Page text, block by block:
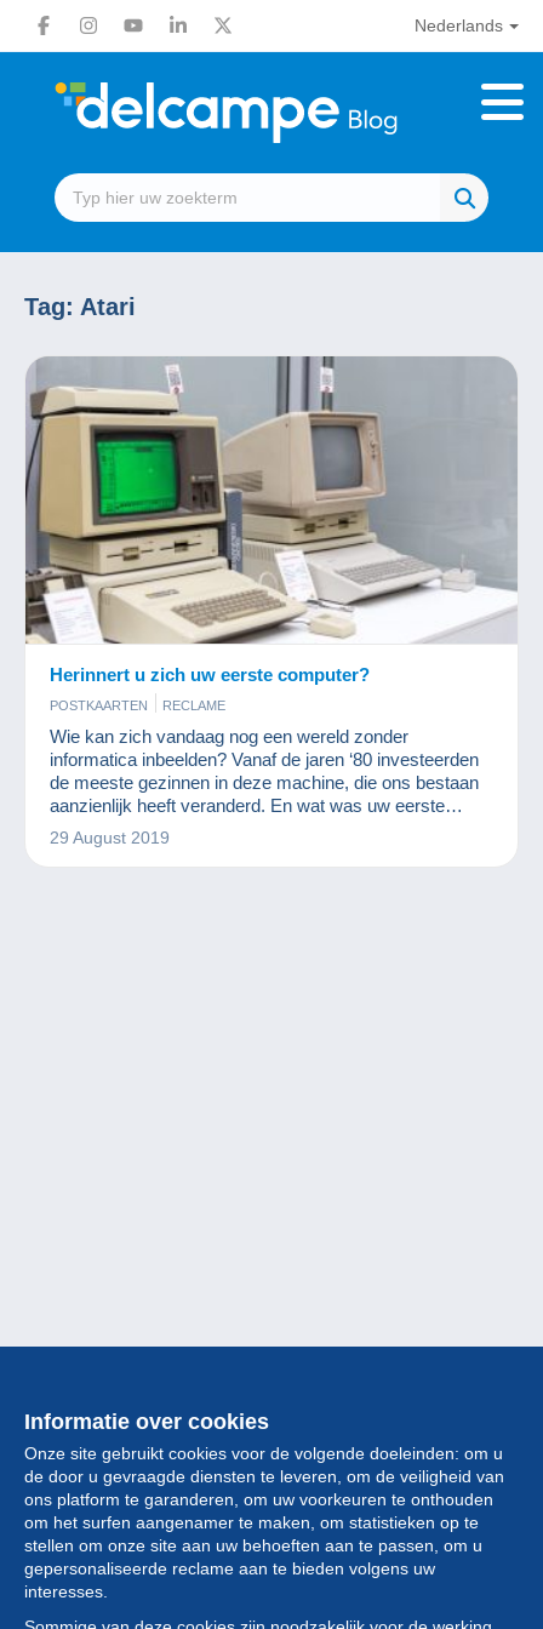
Nederlands
Tag: Atari
Herinnert u zich uw eerste computer?
POSTKAARTEN RECLAME
Wie kan zich vandaag nog een wereld zonder
informatica inbeelden? Vanaf de jaren ‘80 investeerden
de meeste gezinnen in deze machine, die ons bestaan
aanzienlijk heeft veranderd. En wat was uw eerste
computer?
29 August 2019
Informatie over cookies
Onze site gebruikt cookies voor de volgende doeleinden: om u
de door u gevraagde diensten te leveren, om de veiligheid van
ons platform te garanderen, om uw voorkeuren te onthouden
om het surfen aangenamer te maken, om statistieken op te
stellen om onze site aan uw behoeften aan te passen, om u
gepersonaliseerde reclame aan te bieden volgens uw
interesses.
Collectie